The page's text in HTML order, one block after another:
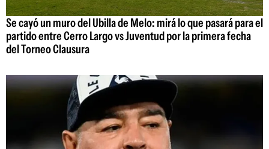
Se cayó un muro del Ubilla de Melo: mirá lo que pasará para el
partido entre Cerro Largo vs Juventud por la primera fecha
del Torneo Clausura